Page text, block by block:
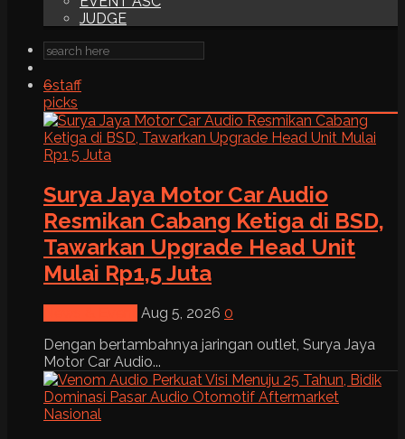
JUDGE
6staff
picks
Surya Jaya Motor Car Audio
Resmikan Cabang Ketiga di BSD,
Tawarkan Upgrade Head Unit
Mulai Rp1,5 Juta
Aug 5, 2026 0
Dengan bertambahnya jaringan outlet, Surya Jaya
Motor Car Audio...